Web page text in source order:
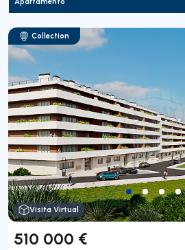
Collection
Visita Virtual
510 000 €